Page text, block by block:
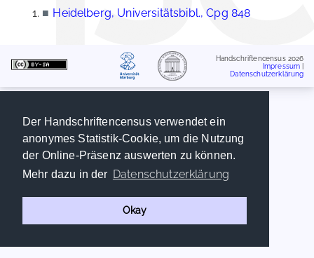
Der Handschriftencensus verwendet ein
anonymes Statistik-Cookie, um die Nutzung
der Online-Präsenz auswerten zu können.
Mehr dazu in der Datenschutzerklärung
Okay
■ Heidelberg, Universitätsbibl., Cpg 848
Handschriftencensus 2026
Impressum
Datenschutzerklärung